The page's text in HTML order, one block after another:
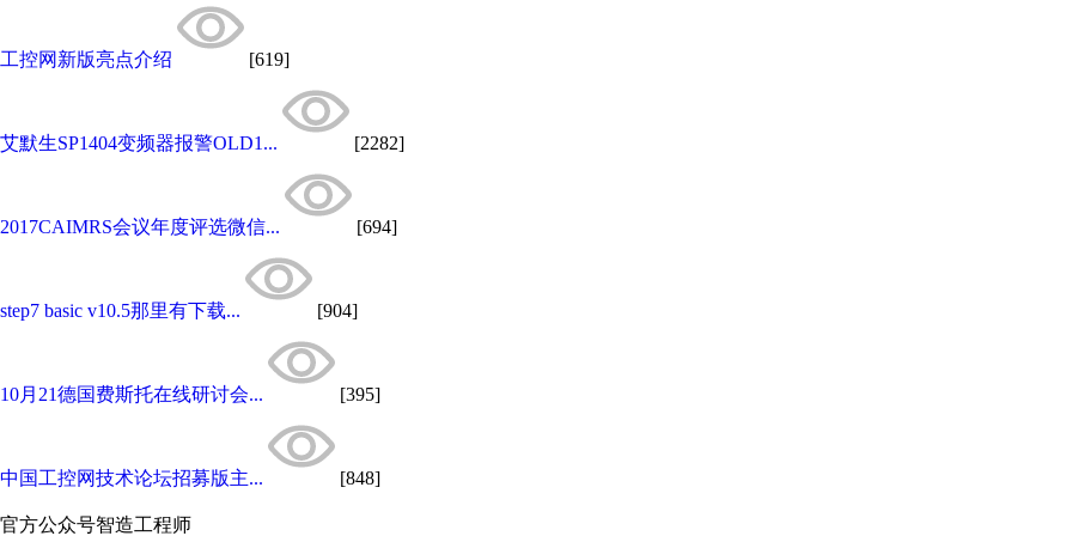
工控网新版亮点介绍 [619]
艾默生SP1404变频器报警OLD1... [2282]
2017CAIMRS会议年度评选微信... [694]
step7 basic v10.5那里有下载... [904]
10月21德国费斯托在线研讨会... [395]
中国工控网技术论坛招募版主... [848]
官方公众号智造工程师